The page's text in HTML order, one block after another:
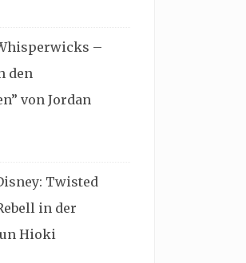
–
den
von Jordan
Twisted
in der
Hioki